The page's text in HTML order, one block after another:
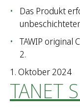
Das Produkt
TAWIP original
2.
1. Oktober 2024
TANET